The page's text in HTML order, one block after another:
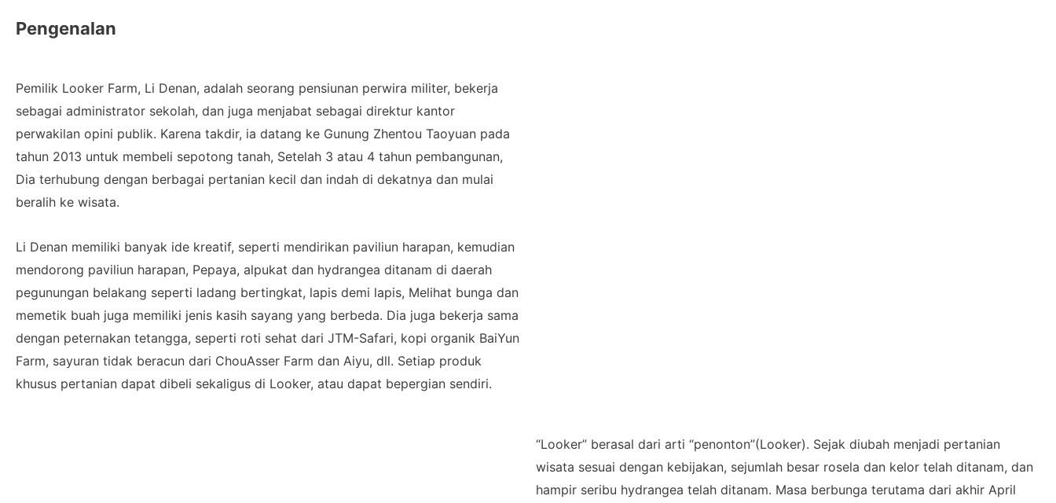
Pengenalan
Pemilik Looker Farm, Li Denan, adalah seorang pensiunan perwira militer, bekerja
sebagai administrator sekolah, dan juga menjabat sebagai direktur kantor
perwakilan opini publik. Karena takdir, ia datang ke Gunung Zhentou Taoyuan pada
tahun 2013 untuk membeli sepotong tanah, Setelah 3 atau 4 tahun pembangunan,
Dia terhubung dengan berbagai pertanian kecil dan indah di dekatnya dan mulai
beralih ke wisata.
Li Denan memiliki banyak ide kreatif, seperti mendirikan paviliun harapan, kemudian
mendorong paviliun harapan, Pepaya, alpukat dan hydrangea ditanam di daerah
pegunungan belakang seperti ladang bertingkat, lapis demi lapis, Melihat bunga dan
memetik buah juga memiliki jenis kasih sayang yang berbeda. Dia juga bekerja sama
dengan peternakan tetangga, seperti roti sehat dari JTM-Safari, kopi organik BaiYun
Farm, sayuran tidak beracun dari ChouAsser Farm dan Aiyu, dll. Setiap produk
khusus pertanian dapat dibeli sekaligus di Looker, atau dapat bepergian sendiri.
“Looker” berasal dari arti “penonton”(Looker). Sejak diubah menjadi pertanian
wisata sesuai dengan kebijakan, sejumlah besar rosela dan kelor telah ditanam, dan
hampir seribu hydrangea telah ditanam. Masa berbunga terutama dari akhir April